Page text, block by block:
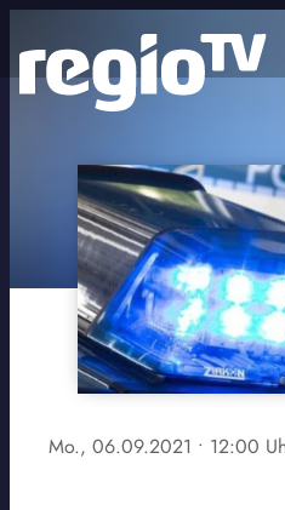
Mo., 06.09.2021 • 12:00